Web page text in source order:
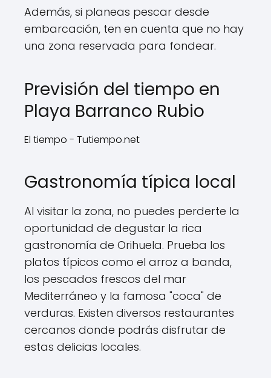
Además, si planeas pescar desde
embarcación, ten en cuenta que no hay
una zona reservada para fondear.
Previsión del tiempo en
Playa Barranco Rubio
El tiempo - Tutiempo.net
Gastronomía típica local
Al visitar la zona, no puedes perderte la
oportunidad de degustar la rica
gastronomía de Orihuela. Prueba los
platos típicos como el arroz a banda,
los pescados frescos del mar
Mediterráneo y la famosa "coca" de
verduras. Existen diversos restaurantes
cercanos donde podrás disfrutar de
estas delicias locales.